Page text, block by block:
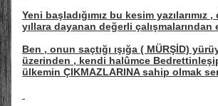
Yeni başladığımız bu kesim
yıllara dayanan değerli
Ben , onun saçtığı ışığa ( MÜRŞİD)
üzerinden , kendi halûmce
ülkemin ÇIKMAZLARINA sahip olmak